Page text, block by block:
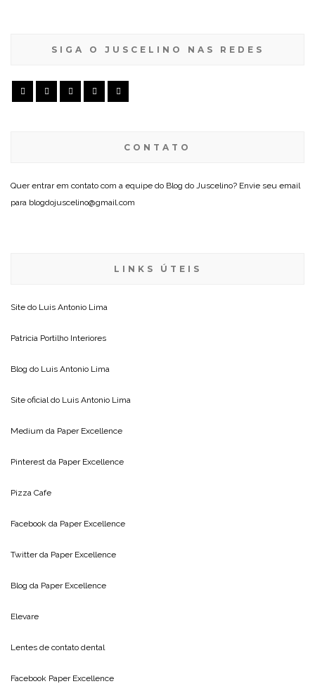
SIGA O JUSCELINO NAS REDES
CONTATO
Quer entrar em contato com a equipe do Blog do Juscelino? Envie seu email
para blogdojuscelino@gmail.com
LINKS ÚTEIS
Site do Luis Antonio Lima
Patricia Portilho Interiores
Blog do Luis Antonio Lima
Site oficial do Luis Antonio Lima
Medium da Paper Excellence
Pinterest da Paper Excellence
Pizza Cafe
Facebook da Paper Excellence
Twitter da Paper Excellence
Blog da Paper Excellence
Elevare
Lentes de contato dental
Facebook Paper Excellence